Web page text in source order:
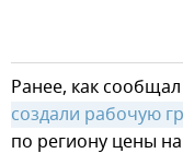
Ранее, как
создали рабочую
по региону цены